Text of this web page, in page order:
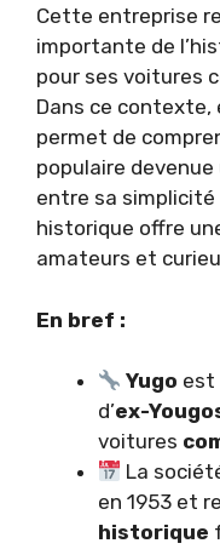
Cette entreprise
importante de
pour ses voitures
Dans ce
permet de
populaire
entre sa
historique offre
amateurs et
En bref :
Yugo est
d’ex-
voitures
La
en 1953 et
historique